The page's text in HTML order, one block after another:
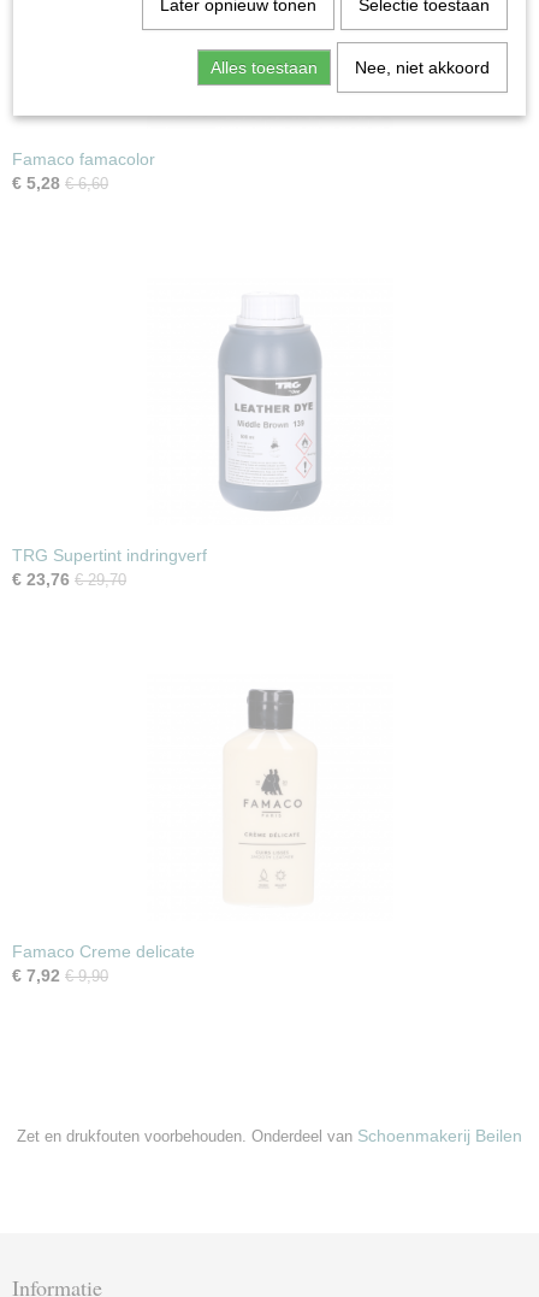
Famaco famacolor
€ 5,28 € 6,60
TRG Supertint indringverf
€ 23,76 € 29,70
Famaco Creme delicate
€ 7,92 € 9,90
Zet en drukfouten voorbehouden. Onderdeel van Schoenmakerij Beilen
Informatie
Later opnieuw tonen Selectie toestaan
Alles toestaan Nee, niet akkoord